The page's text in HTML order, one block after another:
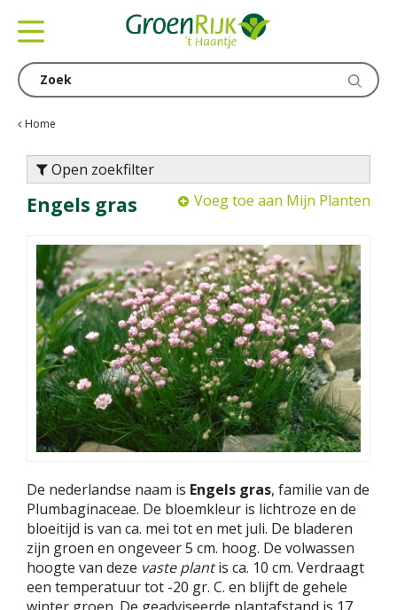
Home
Open zoekfilter
Engels gras Voeg toe aan Mijn Planten
De nederlandse naam is Engels gras, familie van de
Plumbaginaceae. De bloemkleur is lichtroze en de
bloeitijd is van ca. mei tot en met juli. De bladeren
zijn groen en ongeveer 5 cm. hoog. De volwassen
hoogte van deze vaste plantis ca. 10 cm. Verdraagt
een temperatuur tot -20 gr. C. en blijft de gehele